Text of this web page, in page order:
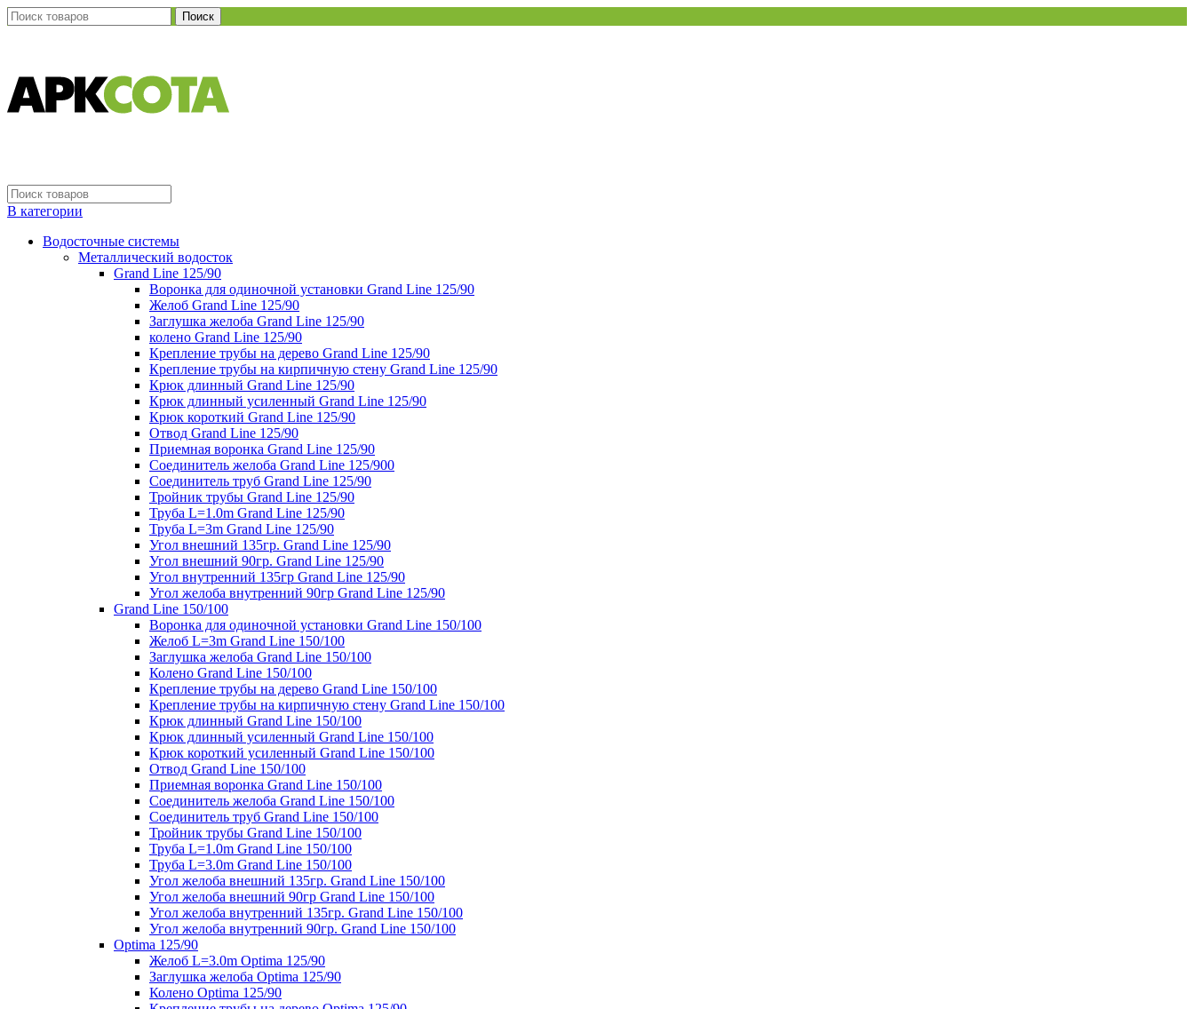
Поиск
В категории
Водосточные системы
Металлический водосток
Grand Line 125/90
Воронка для одиночной установки Grand Line 125/90
Желоб Grand Line 125/90
Заглушка желоба Grand Line 125/90
колено Grand Line 125/90
Крепление трубы на дерево Grand Line 125/90
Крепление трубы на кирпичную стену Grand Line 125/90
Крюк длинный Grand Line 125/90
Крюк длинный усиленный Grand Line 125/90
Крюк короткий Grand Line 125/90
Отвод Grand Line 125/90
Приемная воронка Grand Line 125/90
Соединитель желоба Grand Line 125/900
Соединитель труб Grand Line 125/90
Тройник трубы Grand Line 125/90
Труба L=1.0m Grand Line 125/90
Труба L=3m Grand Line 125/90
Угол внешний 135гр. Grand Line 125/90
Угол внешний 90гр. Grand Line 125/90
Угол внутренний 135гр Grand Line 125/90
Угол желоба внутренний 90гр Grand Line 125/90
Grand Line 150/100
Воронка для одиночной установки Grand Line 150/100
Желоб L=3m Grand Line 150/100
Заглушка желоба Grand Line 150/100
Колено Grand Line 150/100
Крепление трубы на дерево Grand Line 150/100
Крепление трубы на кирпичную стену Grand Line 150/100
Крюк длинный Grand Line 150/100
Крюк длинный усиленный Grand Line 150/100
Крюк короткий усиленный Grand Line 150/100
Отвод Grand Line 150/100
Приемная воронка Grand Line 150/100
Соединитель желоба Grand Line 150/100
Соединитель труб Grand Line 150/100
Тройник трубы Grand Line 150/100
Труба L=1.0m Grand Line 150/100
Труба L=3.0m Grand Line 150/100
Угол желоба внешний 135гр. Grand Line 150/100
Угол желоба внешний 90гр Grand Line 150/100
Угол желоба внутренний 135гр. Grand Line 150/100
Угол желоба внутренний 90гр. Grand Line 150/100
Optima 125/90
Желоб L=3.0m Optima 125/90
Заглушка желоба Optima 125/90
Колено Optima 125/90